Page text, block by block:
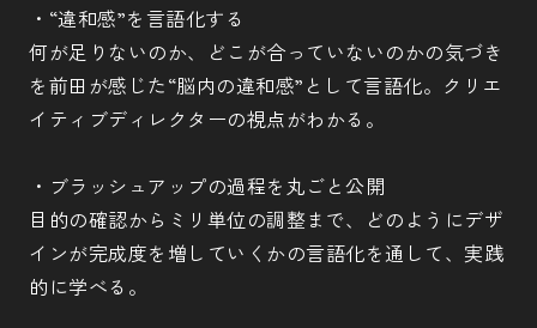
・“違和感”を言語化する
何が足りないのか、どこが合っていないのかの気づき
を前田が感じた“脳内の違和感”として言語化。クリエ
イティブディレクターの視点がわかる。
・ブラッシュアップの過程を丸ごと公開
目的の確認からミリ単位の調整まで、どのようにデザ
インが完成度を増していくかの言語化を通して、実践
的に学べる。